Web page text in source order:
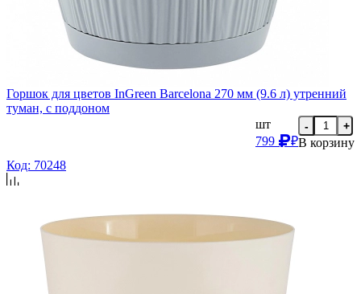
Горшок для цветов InGreen Barcelona 270 мм (9.6 л) утренний
туман, с поддоном
шт
799
₽
- +
В корзину
Код: 70248